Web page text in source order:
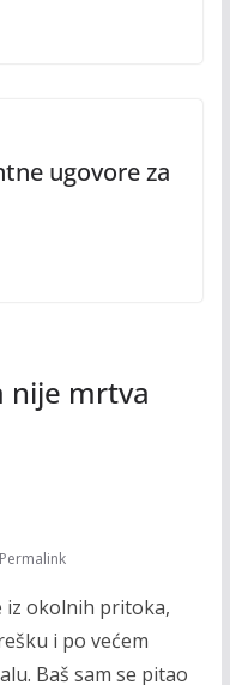
ugovore za
nije mrtva
Permalink
iz okolnih pritoka,
i po većem
Baš sam se pitao